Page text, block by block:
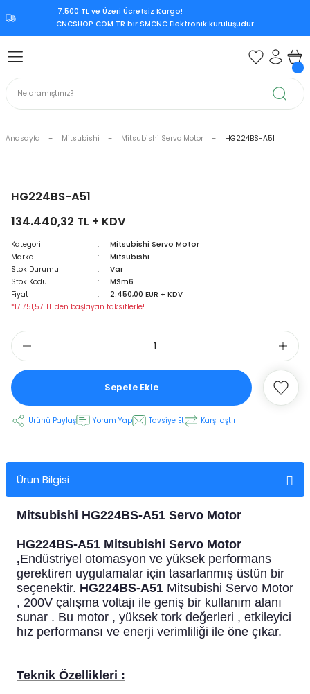
7.500 TL ve Üzeri Ücretsiz Kargo!‎
CNCSHOP.COM.TR ‎bir SMCNC Elektronik kuruluşudur
Geri Dön
Ünitesi
Panelleri
Kablo
Geri Dön
Ünitesi
Mitsubishi CNC Kontrol
Mori Seiki CNC Kontrol Ünitesi
Sürücü
Supply
Motor
Yuvası
Kablo
Kablo
Membranı
PLG Encoder
Geri Dön
Geri Dön
Anasayfa Mitsubishi Mitsubishi Servo Motor HG224BS-A51
HG224BS-A51
134.440,32 TL + KDV
Kategori
Mitsubishi Servo Motor
Marka
Mitsubishi
Stok Durumu
Var
Stok Kodu
MSm6
Fiyat
2.450,00 EUR + KDV
*17.751,57 TL den başlayan taksitlerle!
Sepete Ekle
Ürünü Paylaş Yorum Yap Tavsiye Et Karşılaştır
Ürün Bilgisi
Mitsubishi HG224BS-A51 Servo Motor
HG224BS-A51 Mitsubishi Servo Motor
,Endüstriyel otomasyon ve yüksek performans
gerektiren uygulamalar için tasarlanmış üstün bir
seçenektir. HG224BS-A51 Mitsubishi Servo Motor
, 200V çalışma voltajı ile geniş bir kullanım alanı
sunar . Bu motor , yüksek tork değerleri , etkileyici
hız performansı ve enerji verimliliği ile öne çıkar.
Teknik Özellikleri :